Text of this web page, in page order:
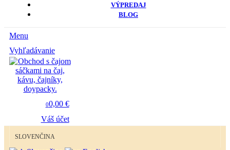
VÝPREDAJ
BLOG
Menu
Vyhľadávanie
00,00 €
Váš účet
SLOVENČINA